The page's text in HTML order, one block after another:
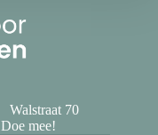
Walstraat 70
Doe mee!